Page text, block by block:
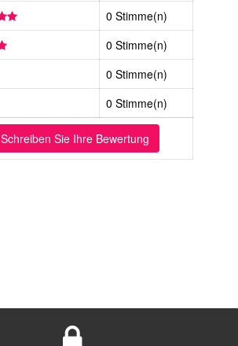
0 Stimme(n)
0 Stimme(n)
0 Stimme(n)
0 Stimme(n)
Schreiben Sie Ihre Bewertung